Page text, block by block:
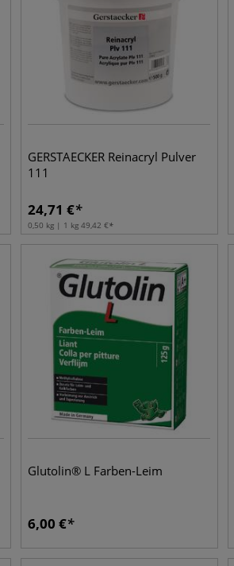
GERSTAECKER Reinacryl Pulver
111
24,71 €
0,50 kg | 1 kg 49,42 €
Glutolin® L Farben-Leim
6,00 €